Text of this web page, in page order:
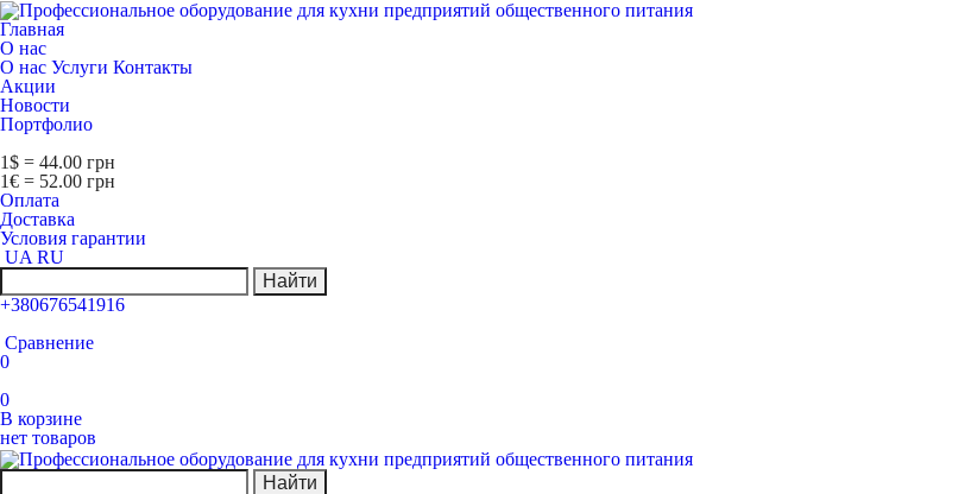
Главная
О нас
О нас Услуги Контакты
Акции
Новости
Портфолио
1$ = 44.00 грн
1€ = 52.00 грн
Оплата
Доставка
Условия гарантии
UA RU
Найти
+380676541916
Сравнение
0
0
В корзине
нет товаров
Найти